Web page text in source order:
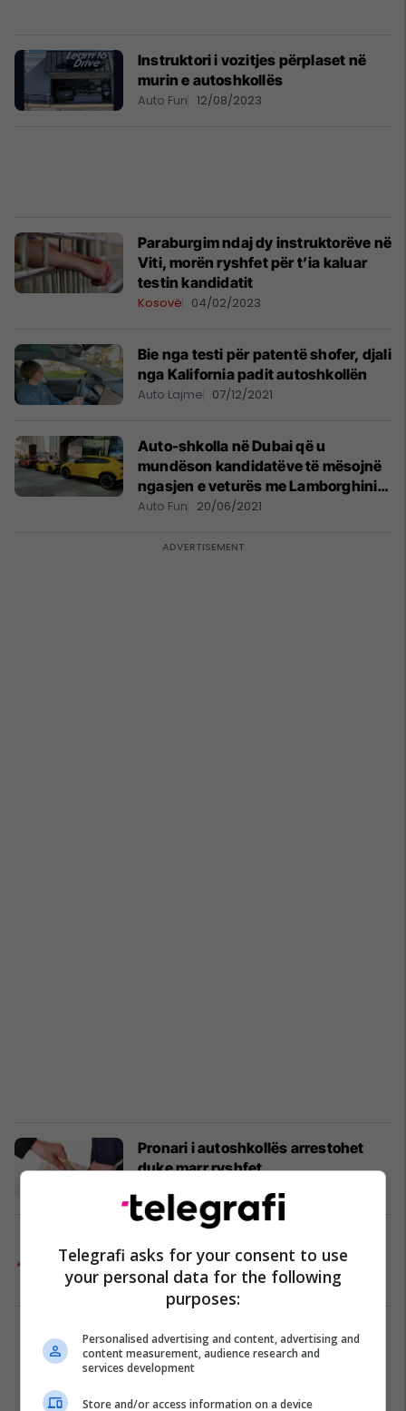
Instruktori i vozitjes përplaset në
murin e autoshkollës
Auto Fun 12/08/2023
Paraburgim ndaj dy instruktorëve në
Viti, morën ryshfet për t’ia kaluar
testin kandidatit
Kosovë 04/02/2023
Bie nga testi për patentë shofer, djali
nga Kalifornia padit autoshkollën
Auto Lajme 07/12/2021
Auto-shkolla në Dubai që u
mundëson kandidatëve të mësojnë
ngasjen e veturës me Lamborghini
dhe Rolls-Royce
Auto Fun 20/06/2021
​Pronari i autoshkollës arrestohet
duke marr ryshfet
me radiolidhje (Video)
Auto Lajme 24/08/2017
Shqiptari i plotëson qejfin gruas për
t’i bërë “autoshkollë”, por ja ku
përfundon makina (Foto)
Telegrafi asks for your consent to use
your personal data for the following
purposes:
Personalised advertising and content, advertising and
content measurement, audience research and
services development
Store and/or access information on a device